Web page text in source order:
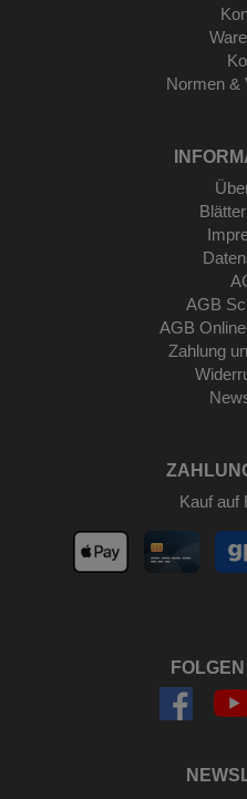
Normen &
AGB
AGB
Zahlung
Kauf auf